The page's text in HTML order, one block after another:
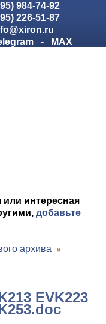
984-74-92
226-51-87
- MAX
или интересная
добавьте
архива
EVK223